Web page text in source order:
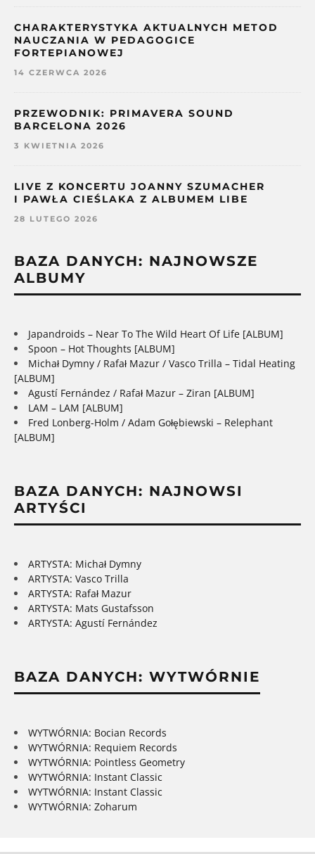
CHARAKTERYSTYKA AKTUALNYCH METOD
NAUCZANIA W PEDAGOGICE
FORTEPIANOWEJ
14 CZERWCA 2026
PRZEWODNIK: PRIMAVERA SOUND
BARCELONA 2026
3 KWIETNIA 2026
LIVE Z KONCERTU JOANNY SZUMACHER
I PAWŁA CIEŚLAKA Z ALBUMEM LIBE
28 LUTEGO 2026
BAZA DANYCH: NAJNOWSZE
ALBUMY
Japandroids – Near To The Wild Heart Of Life [ALBUM]
Spoon – Hot Thoughts [ALBUM]
Michał Dymny / Rafał Mazur / Vasco Trilla – Tidal Heating
[ALBUM]
Agustí Fernández / Rafał Mazur – Ziran [ALBUM]
LAM – LAM [ALBUM]
Fred Lonberg-Holm / Adam Gołębiewski – Relephant
[ALBUM]
BAZA DANYCH: NAJNOWSI
ARTYŚCI
ARTYSTA: Michał Dymny
ARTYSTA: Vasco Trilla
ARTYSTA: Rafał Mazur
ARTYSTA: Mats Gustafsson
ARTYSTA: Agustí Fernández
BAZA DANYCH: WYTWÓRNIE
WYTWÓRNIA: Bocian Records
WYTWÓRNIA: Requiem Records
WYTWÓRNIA: Pointless Geometry
WYTWÓRNIA: Instant Classic
WYTWÓRNIA: Instant Classic
WYTWÓRNIA: Zoharum